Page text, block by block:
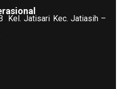
Kel. Jatisari Kec. Jatiasih –